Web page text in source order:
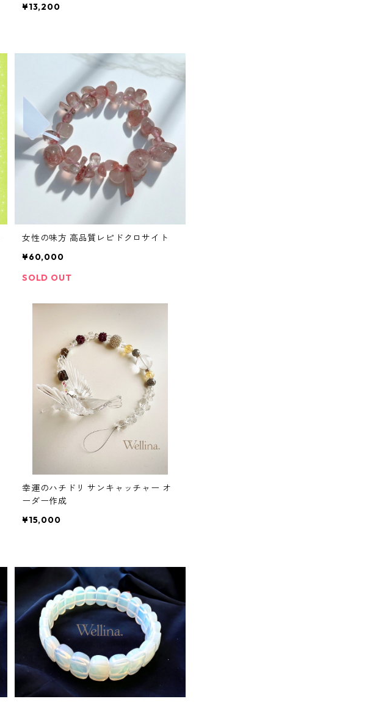
¥13,200
女性の味方 高品質レピドクロサイト
¥60,000
SOLD OUT
幸運のハチドリ サンキャッチャー オ
ーダー作成
¥15,000